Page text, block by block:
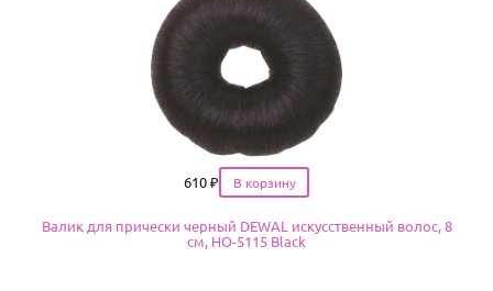
Цена
610 ₽
Валик для прически черный DEWAL искусственный волос, 8
см, HO-5115 Black